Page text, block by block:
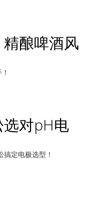
酿啤酒风
对pH电
定电极选型！